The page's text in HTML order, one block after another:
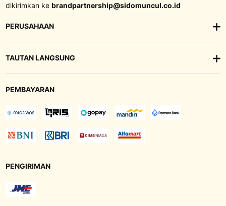
dikirimkan ke brandpartnership@sidomuncul.co.id
PERUSAHAAN
TAUTAN LANGSUNG
PEMBAYARAN
PENGIRIMAN